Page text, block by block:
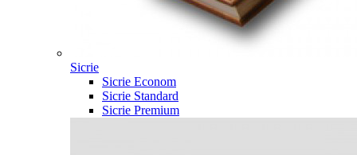
Sicrie
Sicrie Econom
Sicrie Standard
Sicrie Premium